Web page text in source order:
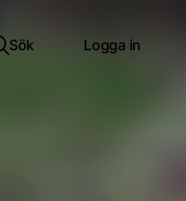
Sök Logga in